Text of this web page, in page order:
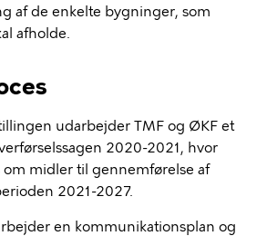
af de enkelte bygninger, som
afholde.
udarbejder TMF og ØKF et
2020-2021, hvor
om midler til gennemførelse af
2021-2027.
en kommunikationsplan og